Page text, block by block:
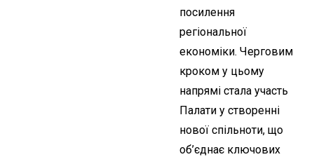
посилення
регіональної
економіки. Черговим
кроком у цьому
напрямі стала участь
Палати у створенні
нової спільноти, що
об’єднає ключових